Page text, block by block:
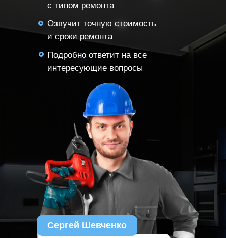
с типом ремонта
Подробно ответит на все
интересующие вопросы
Озвучит точную стоимость
и сроки ремонта
Сергей Шевченко